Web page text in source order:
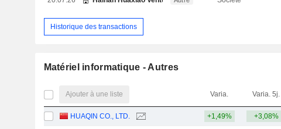
Historique des transactions
Matériel informatique - Autres
Ajouter à une liste Varia. Varia. 5j.
HUAQIN CO., LTD. +1,49% +3,08%